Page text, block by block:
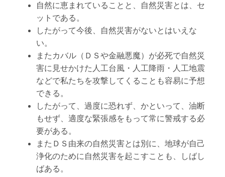
自然に恵まれていることと、自然災害とは、セ
ットである。
したがって今後、自然災害がないとはいえな
い。
またカバル（ＤＳや金融悪魔）が必死で自然災
害に見せかけた人工台風・人工降雨・人工地震
などで私たちを攻撃してくることも容易に予想
できる。
したがって、過度に恐れず、かといって、油断
もせず、適度な緊張感をもって常に警戒する必
要がある。
またＤＳ由来の自然災害とは別に、地球が自己
浄化のために自然災害を起こすことも、しばし
ばある。